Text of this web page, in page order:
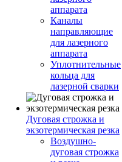
аппарата
Каналы
направляющие
для лазерного
аппарата
Уплотнительные
кольца для
лазерной сварки
Дуговая строжка и
экзотермическая резка
Воздушно-
дуговая строжка